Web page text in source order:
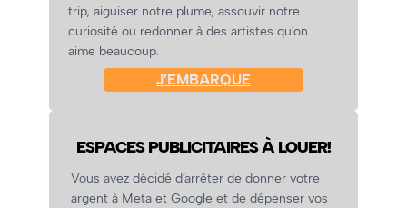
trip, aiguiser notre plume, assouvir notre
curiosité ou redonner à des artistes qu’on
aime beaucoup.
J’EMBARQUE
ESPACES PUBLICITAIRES À LOUER!
Vous avez décidé d’arrêter de donner votre
argent à Meta et Google et de dépenser vos